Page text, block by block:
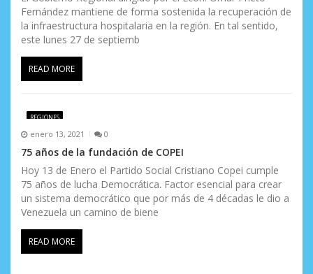
Fernández mantiene de forma sostenida la recuperación de
la infraestructura hospitalaria en la región. En tal sentido,
este lunes 27 de septiemb
READ MORE
REGIONES
enero 13, 2021 0
75 años de la fundación de COPEI
Hoy 13 de Enero el Partido Social Cristiano Copei cumple
75 años de lucha Democrática. Factor esencial para crear
un sistema democrático que por más de 4 décadas le dio a
Venezuela un camino de biene
READ MORE